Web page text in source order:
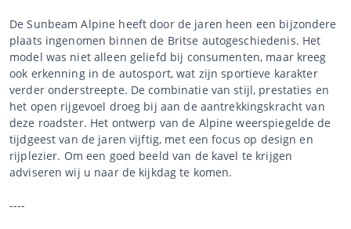
De Sunbeam Alpine heeft door de jaren heen een bijzondere
plaats ingenomen binnen de Britse autogeschiedenis. Het
model was niet alleen geliefd bij consumenten, maar kreeg
ook erkenning in de autosport, wat zijn sportieve karakter
verder onderstreepte. De combinatie van stijl, prestaties en
het open rijgevoel droeg bij aan de aantrekkingskracht van
deze roadster. Het ontwerp van de Alpine weerspiegelde de
tijdgeest van de jaren vijftig, met een focus op design en
rijplezier. Om een goed beeld van de kavel te krijgen
adviseren wij u naar de kijkdag te komen.
----